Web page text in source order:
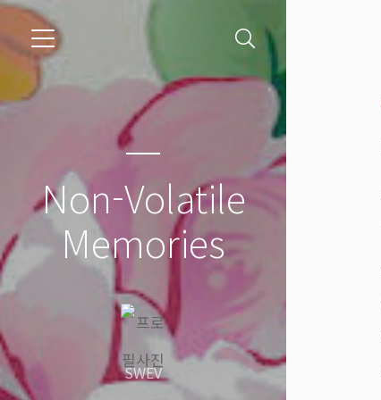
Non-Volatile
Memories
SWEV